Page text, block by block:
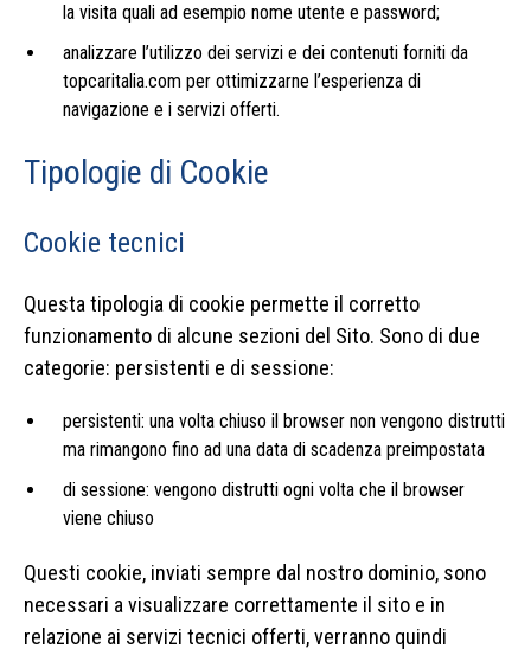
la visita quali ad esempio nome utente e password;
analizzare l’utilizzo dei servizi e dei contenuti forniti da
topcaritalia.com per ottimizzarne l’esperienza di
navigazione e i servizi offerti.
Tipologie di Cookie
Cookie tecnici
Questa tipologia di cookie permette il corretto
funzionamento di alcune sezioni del Sito. Sono di due
categorie: persistenti e di sessione:
persistenti: una volta chiuso il browser non vengono distrutti
ma rimangono fino ad una data di scadenza preimpostata
di sessione: vengono distrutti ogni volta che il browser
viene chiuso
Questi cookie, inviati sempre dal nostro dominio, sono
necessari a visualizzare correttamente il sito e in
relazione ai servizi tecnici offerti, verranno quindi